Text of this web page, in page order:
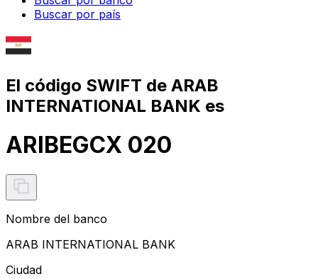
Buscar por país
El código SWIFT de ARAB
INTERNATIONAL BANK es
ARIBEGCX 020
Nombre del banco
ARAB INTERNATIONAL BANK
Ciudad